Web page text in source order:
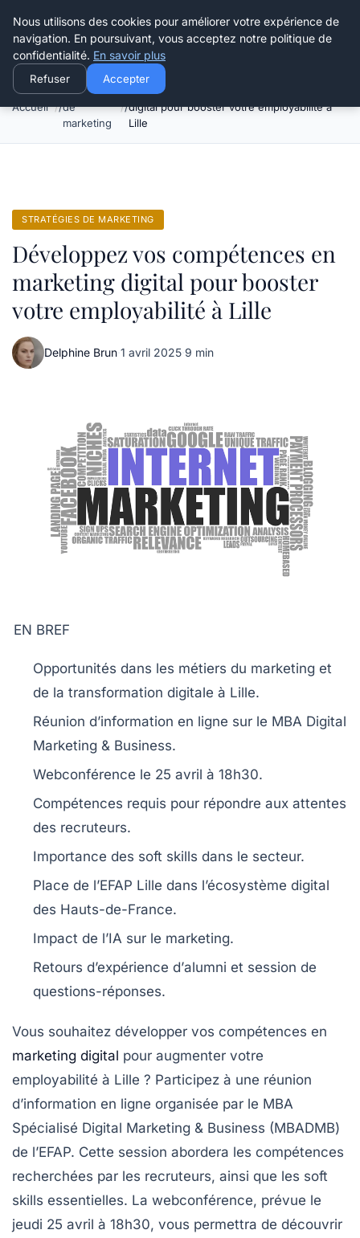
Henry Panky
Accueil
Stratégies
de
marketing
Développez vos compétences en marketing
digital pour booster votre employabilité à
Lille
STRATÉGIES DE MARKETING
Développez vos compétences en
marketing digital pour booster
votre employabilité à Lille
Delphine Brun·1 avril 2025·9 min
EN BREF
Opportunités dans les métiers du marketing et
de la transformation digitale à Lille.
Réunion d’information en ligne sur le MBA Digital
Marketing & Business.
Webconférence le 25 avril à 18h30.
Compétences requis pour répondre aux attentes
des recruteurs.
Importance des soft skills dans le secteur.
Place de l’EFAP Lille dans l’écosystème digital
des Hauts-de-France.
Impact de l’IA sur le marketing.
Retours d’expérience d’alumni et session de
questions-réponses.
Vous souhaitez développer vos compétences en
marketing digital pour augmenter votre
employabilité à Lille ? Participez à une réunion
d’information en ligne organisée par le MBA
Spécialisé Digital Marketing & Business (MBADMB)
de l’EFAP. Cette session abordera les compétences
recherchées par les recruteurs, ainsi que les soft
skills essentielles. La webconférence, prévue le
jeudi 25 avril à 18h30, vous permettra de découvrir
Nous utilisons des cookies pour améliorer votre expérience de
navigation. En poursuivant, vous acceptez notre politique de
confidentialité. En savoir plus
Refuser Accepter